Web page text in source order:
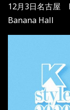
12月3日名古屋
Banana Hall